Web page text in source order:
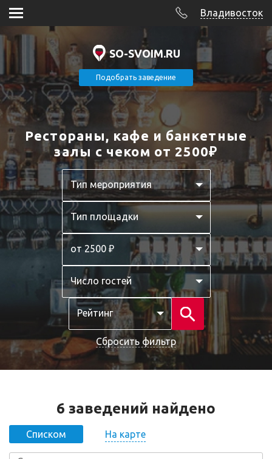
Владивосток
SO-SVOIM.RU
Подобрать заведение
Рестораны, кафе и банкетные
залы с чеком от 2500₽
Тип мероприятия
Тип площадки
от 2500 ₽
Число гостей
Рейтинг
Сбросить фильтр
6 заведений найдено
Списком На карте